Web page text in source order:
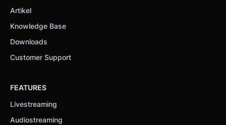
Artikel
Knowledge Base
Downloads
Customer Support
FEATURES
Livestreaming
Audiostreaming